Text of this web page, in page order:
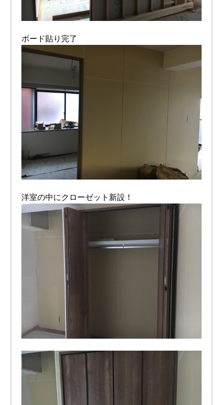
ボード貼り完了
洋室の中にクローゼット新設！